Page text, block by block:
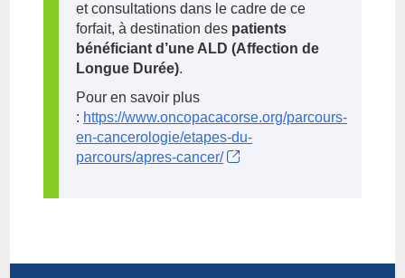
et consultations dans le cadre de ce
forfait, à destination des patients
bénéficiant d’une ALD (Affection de
Longue Durée).
Pour en savoir plus
: https://www.oncopacacorse.org/parcours-
en-cancerologie/etapes-du-
parcours/apres-cancer/